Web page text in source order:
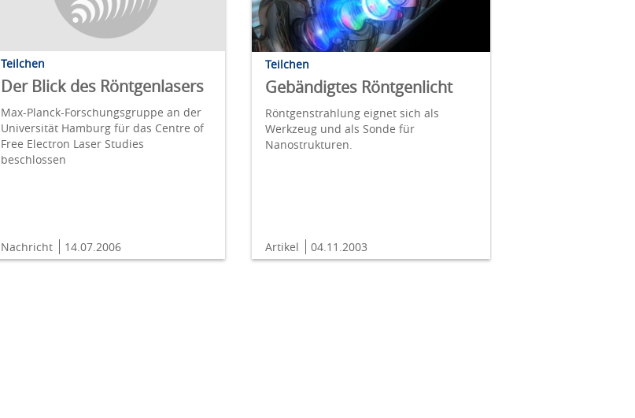
Teilchen
Der Blick des Röntgenlasers
Max-Planck-Forschungsgruppe an der
Universität Hamburg für das Centre of
Free Electron Laser Studies
beschlossen
Nachricht 14.07.2006
Teilchen
Gebändigtes Röntgenlicht
Röntgenstrahlung eignet sich als
Werkzeug und als Sonde für
Nanostrukturen.
Artikel 04.11.2003